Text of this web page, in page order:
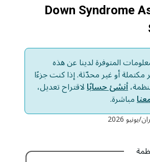
Down Syndrome
المتوفرة لدينا عن هذه
مكتملة أو غير محدّثة. إذا كنت جزءًا
أنشئ حسابًالاقتراح تعديل،
مباشرة.